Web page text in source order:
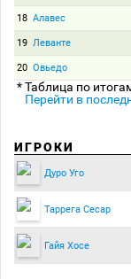
18 Алавес
19 Леванте
20 Овьедо
* Таблица по
Перейти в
ИГРОКИ
Дуро Уго
Таррега Сесар
Гайя Хосе